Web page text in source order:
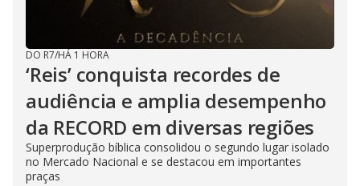
DO R7/HÁ 1 HORA
‘Reis’ conquista recordes de
audiência e amplia desempenho
da RECORD em diversas regiões
Superprodução bíblica consolidou o segundo lugar isolado
no Mercado Nacional e se destacou em importantes
praças